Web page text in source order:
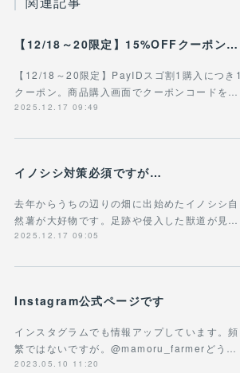
【12/18～20限定】15%OFFクーポンプレゼント！#PayIDスゴ割
【12/18～20限定】PayIDスゴ割1購入につき1
クーポン。商品購入画面でクーポンコードを…
2025.12.17 09:49
イノシシ対策必須ですが…
去年からうちの辺りの畑に出始めたイノシシ自
然薯が大好物です。足跡や侵入した獣道が見…
2025.12.17 09:05
Instagram公式ページです
インスタグラムでも情報アップしています。頻
繁ではないですが。@mamoru_farmerどう…
2023.05.10 11:20